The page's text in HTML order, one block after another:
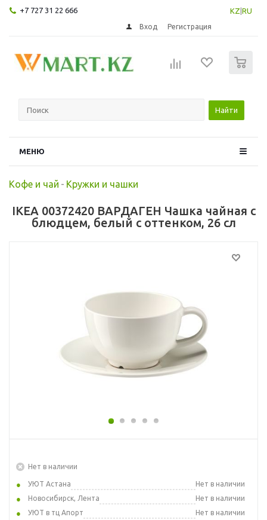
+7 727 31 22 666 KZ RU
Вход Регистрация
Найти
МЕНЮ
Кофе и чай - Кружки и чашки
IKEA 00372420 ВАРДАГЕН Чашка чайная с
блюдцем, белый с оттенком, 26 сл
Нет в наличии
УЮТ Астана
Нет в наличии
Новосибирск, Лента
Нет в наличии
УЮТ в тц Апорт
Нет в наличии